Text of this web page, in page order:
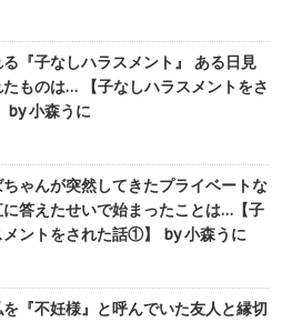
『子なしハラスメント』 ある日見
ものは… 【子なしハラスメントをさ
小森うに
ゃんが突然してきたプライベートな
答えたせいで始まったことは…【子
メントをされた話①】 by 小森うに
『不妊様』と呼んでいた友人と縁切